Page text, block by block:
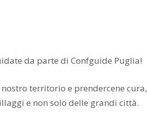
da parte di Confguide Puglia!
territorio e prendercene cura,
e non solo delle grandi città.